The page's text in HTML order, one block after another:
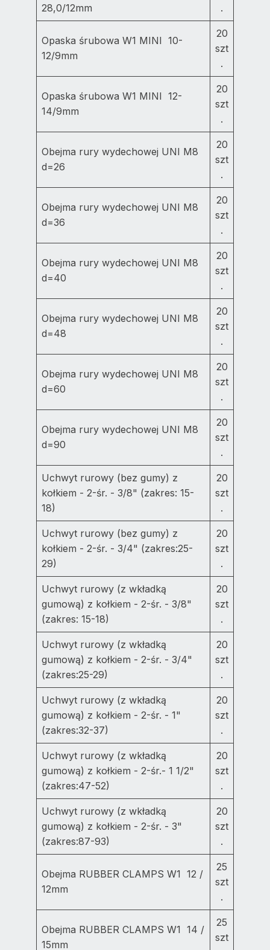
28,0/12mm
.
Opaska śrubowa W1 MINI 10-
12/9mm
20
szt
.
Opaska śrubowa W1 MINI 12-
14/9mm
20
szt
.
Obejma rury wydechowej UNI M8
d=26
20
szt
.
Obejma rury wydechowej UNI M8
d=36
20
szt
.
Obejma rury wydechowej UNI M8
d=40
20
szt
.
Obejma rury wydechowej UNI M8
d=48
20
szt
.
Obejma rury wydechowej UNI M8
d=60
20
szt
.
Obejma rury wydechowej UNI M8
d=90
20
szt
.
Uchwyt rurowy (bez gumy) z
kołkiem - 2-śr. - 3/8" (zakres: 15-
18)
20
szt
.
Uchwyt rurowy (bez gumy) z
kołkiem - 2-śr. - 3/4" (zakres:25-
29)
20
szt
.
Uchwyt rurowy (z wkładką
gumową) z kołkiem - 2-śr. - 3/8"
(zakres: 15-18)
20
szt
.
Uchwyt rurowy (z wkładką
gumową) z kołkiem - 2-śr. - 3/4"
(zakres:25-29)
20
szt
.
Uchwyt rurowy (z wkładką
gumową) z kołkiem - 2-śr. - 1"
(zakres:32-37)
20
szt
.
Uchwyt rurowy (z wkładką
gumową) z kołkiem - 2-śr.- 1 1/2"
(zakres:47-52)
20
szt
.
Uchwyt rurowy (z wkładką
gumową) z kołkiem - 2-śr. - 3"
(zakres:87-93)
20
szt
.
Obejma RUBBER CLAMPS W1 12 /
12mm
25
szt
.
Obejma RUBBER CLAMPS W1 14 /
15mm
25
szt